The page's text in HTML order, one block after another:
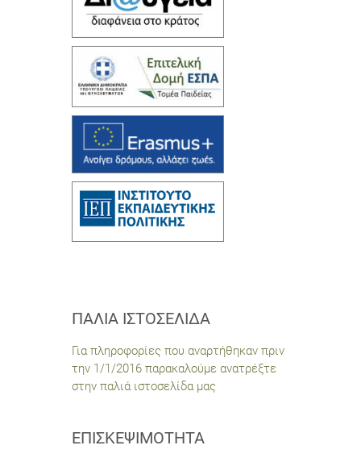
ΠΑΛΙΆ ΙΣΤΟΣΕΛΊΔΑ
Για πληροφορίες που αναρτήθηκαν πριν
την 1/1/2016 παρακαλούμε ανατρέξτε
στην παλιά ιστοσελίδα μας
ΕΠΙΣΚΕΨΙΜΌΤΗΤΑ